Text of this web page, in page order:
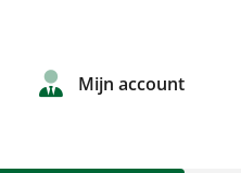
Mijn account